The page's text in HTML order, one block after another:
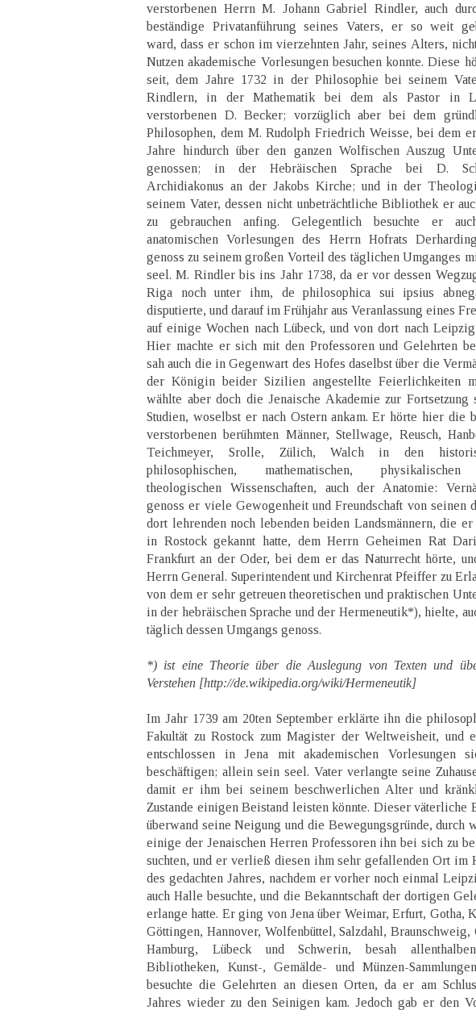
verstorbenen Herrn M. Johann Gabriel Rindler, auch
beständige Privatanführung seines Vaters, er so weit
ward, dass er schon im vierzehnten Jahr, seines Alters,
Nutzen akademische Vorlesungen besuchen konnte. Diese
seit, dem Jahre 1732 in der Philosophie bei seinem
Rindlern, in der Mathematik bei dem als Pastor in
verstorbenen D. Becker; vorzüglich aber bei dem
Philosophen, dem M. Rudolph Friedrich Weisse, bei dem
Jahre hindurch über den ganzen Wolfischen Auszug
genossen; in der Hebräischen Sprache bei D.
Archidiakonus an der Jakobs Kirche; und in der
seinem Vater, dessen nicht unbeträchtliche Bibliothek er
zu gebrauchen anfing. Gelegentlich besuchte er
anatomischen Vorlesungen des Herrn Hofrats
genoss zu seinem großen Vorteil des täglichen Umganges
seel. M. Rindler bis ins Jahr 1738, da er vor dessen
Riga noch unter ihm, de philosophica sui ipsius
disputierte, und darauf im Frühjahr aus Veranlassung eines
auf einige Wochen nach Lübeck, und von dort nach
Hier machte er sich mit den Professoren und Gelehrten
sah auch die in Gegenwart des Hofes daselbst über die
der Königin beider Sizilien angestellte Feierlichkeiten
wählte aber doch die Jenaische Akademie zur Fortsetzung
Studien, woselbst er nach Ostern ankam. Er hörte hier die
verstorbenen berühmten Männer, Stellwage, Reusch,
Teichmeyer, Srolle, Zülich, Walch in den
philosophischen, mathematischen,
theologischen Wissenschaften, auch der Anatomie:
genoss er viele Gewogenheit und Freundschaft von seinen
dort lehrenden noch lebenden beiden Landsmännern, die er
in Rostock gekannt hatte, dem Herrn Geheimen Rat
Frankfurt an der Oder, bei dem er das Naturrecht hörte,
Herrn General. Superintendent und Kirchenrat Pfeiffer zu
von dem er sehr getreuen theoretischen und praktischen
in der hebräischen Sprache und der Hermeneutik*), hielte,
täglich dessen Umgangs genoss.
*) ist eine Theorie über die Auslegung von Texten und
Verstehen [http://de.wikipedia.org/wiki/Hermeneutik]
Im Jahr 1739 am 20ten September erklärte ihn die
Fakultät zu Rostock zum Magister der Weltweisheit, und
entschlossen in Jena mit akademischen Vorlesungen
beschäftigen; allein sein seel. Vater verlangte seine
damit er ihm bei seinem beschwerlichen Alter und
Zustande einigen Beistand leisten könnte. Dieser väterliche
überwand seine Neigung und die Bewegungsgründe, durch
einige der Jenaischen Herren Professoren ihn bei sich zu
suchten, und er verließ diesen ihm sehr gefallenden Ort im
des gedachten Jahres, nachdem er vorher noch einmal
auch Halle besuchte, und die Bekanntschaft der dortigen
erlange hatte. Er ging von Jena über Weimar, Erfurt, Gotha,
Göttingen, Hannover, Wolfenbüttel, Salzdahl, Braunschweig,
Hamburg, Lübeck und Schwerin, besah
Bibliotheken, Kunst-, Gemälde- und Münzen-
besuchte die Gelehrten an diesen Orten, da er am
Jahres wieder zu den Seinigen kam. Jedoch gab er den